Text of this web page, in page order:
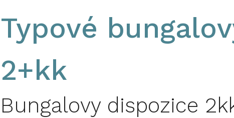
Typové
2+kk
Bungalovy dispozice